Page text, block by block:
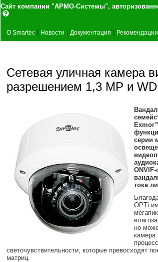
Сайт компании "АРМО-Системы",
О Smartec Новости Документация
Сетевая уличная камера
разрешением 1,3 MP и
серии
тока
OPTi
но
камера
светочувствительности, которые превосходят
матриц.